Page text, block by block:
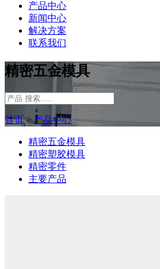
产品中心
新闻中心
解决方案
联系我们
精密五金模具
首页>产品中心
精密五金模具
精密塑胶模具
精密零件
主要产品